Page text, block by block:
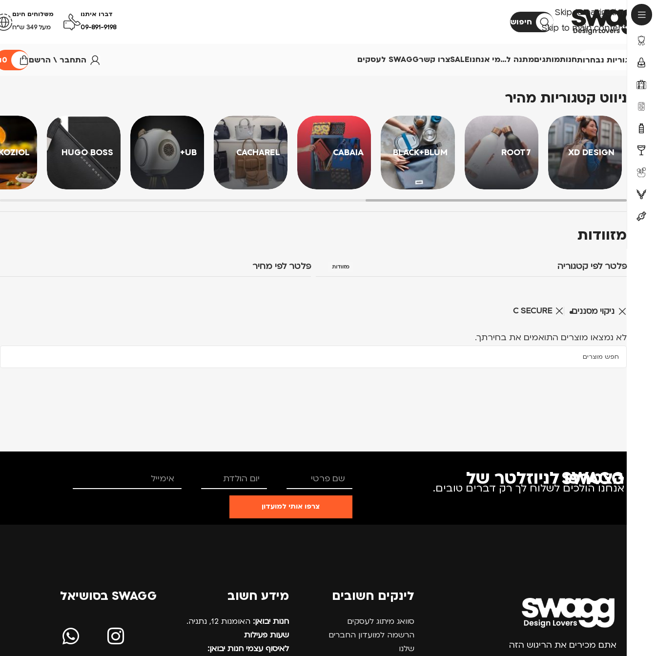
Skip to navigation
Skip to main content
חיפוש
דברו איתנו
09-891-9198
משלוחים חינם
מעל 349 ש״ח
קטגוריות נבחרותחנותמותגיםמתנה ל…מי אנחנוSALEצרו קשרSWAGG לעסקים התחבר \ הרשם 0
ניווט קטגוריות מהיר
XD DESIGN
ROOT7
BLACK+BLUM
CABAIA
CACHAREL
UB+
HUGO BOSS
מזוודות
פלטר לפי קטגוריה מזוודות פלטר לפי מחיר
ניקוי מסננים C SECURE
לא נמצאו מוצרים התואמים את בחירתך.
הצטרפו לניוזלטר של SWAGG
אנחנו הולכים לשלוח לך רק דברים טובים.
צרפו אותי למועדון
אתם מכירים את הריגוש הזה
לינקים חשובים
סוואג מיתוג לעסקים
הרשמה למועדון החברים
שלנו
מידע חשוב
חנות יבואן: האומנות 12, נתניה.
שעות פעילות
לאיסוף עצמי חנות יבואן:
SWAGG בסושיאל